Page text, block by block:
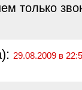
только
29.08.2009 в